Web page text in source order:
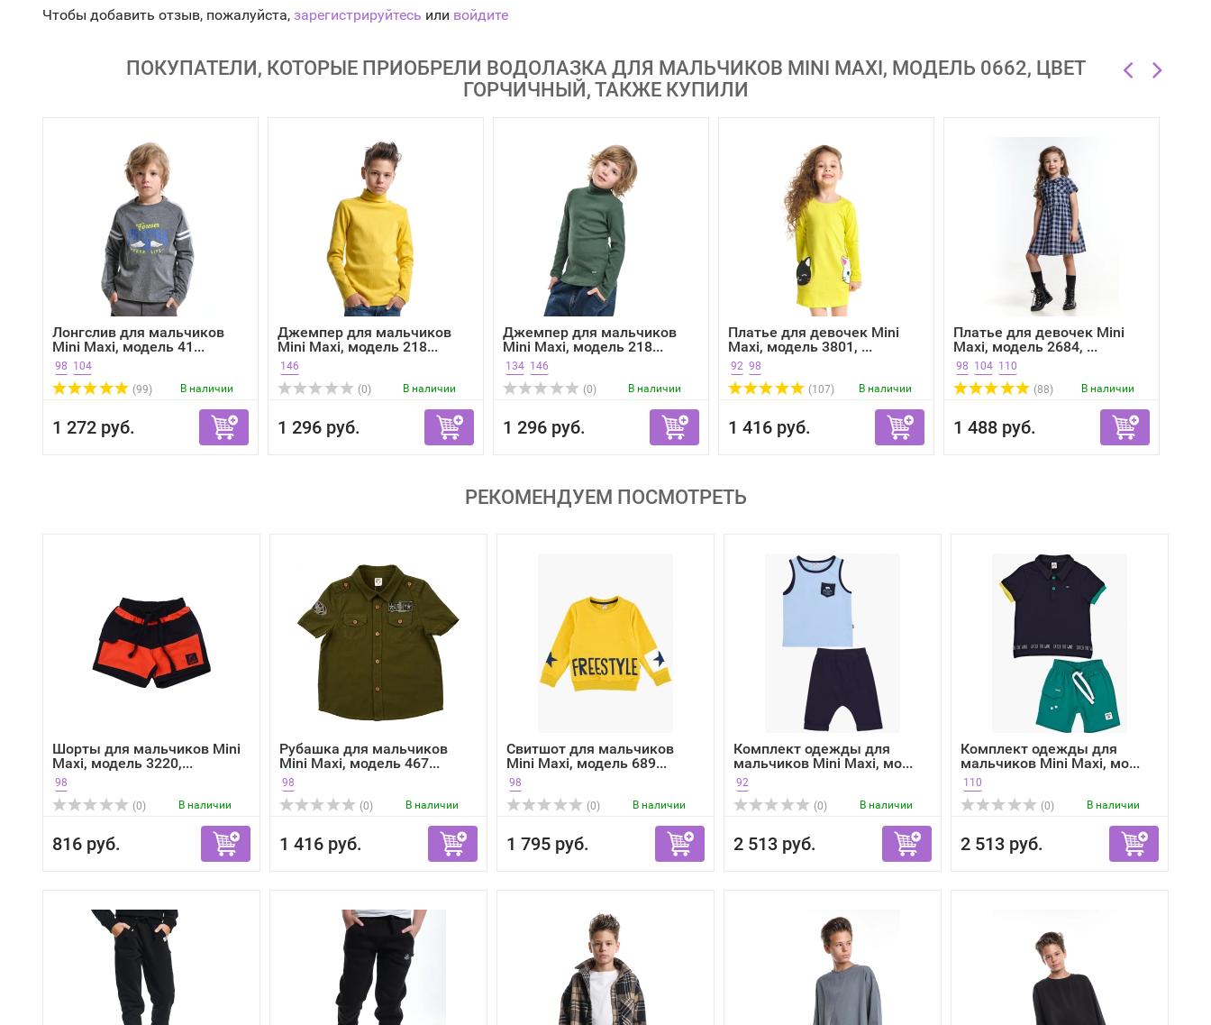
Чтобы добавить отзыв, пожалуйста, зарегистрируйтесь или войдите
ПОКУПАТЕЛИ, КОТОРЫЕ ПРИОБРЕЛИ ВОДОЛАЗКА ДЛЯ МАЛЬЧИКОВ MINI MAXI, МОДЕЛЬ 0662, ЦВЕТ
ГОРЧИЧНЫЙ, ТАКЖЕ КУПИЛИ
Лонгслив для мальчиков
Mini Maxi, модель 41...
98 104
(99)
В наличии
1 272 руб.
Джемпер для мальчиков
Mini Maxi, модель 218...
146
(0)
В наличии
1 296 руб.
Джемпер для мальчиков
Mini Maxi, модель 218...
134 146
(0)
В наличии
1 296 руб.
Платье для девочек Mini
Maxi, модель 3801, ...
92 98
(107)
В наличии
1 416 руб.
Платье для девочек Mini
Maxi, модель 2684, ...
98 104 110
(88)
В наличии
1 488 руб.
РЕКОМЕНДУЕМ ПОСМОТРЕТЬ
Шорты для мальчиков Mini
Maxi, модель 3220,...
98
(0)
В наличии
816 руб.
Рубашка для мальчиков
Mini Maxi, модель 467...
98
(0)
В наличии
1 416 руб.
Свитшот для мальчиков
Mini Maxi, модель 689...
98
(0)
В наличии
1 795 руб.
Комплект одежды для
мальчиков Mini Maxi, мо...
92
(0)
В наличии
2 513 руб.
Комплект одежды для
мальчиков Mini Maxi, мо...
110
(0)
В наличии
2 513 руб.